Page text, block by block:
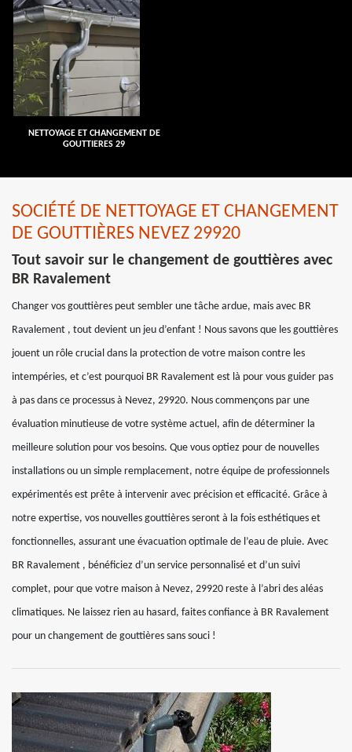
NETTOYAGE ET CHANGEMENT DE
GOUTTIERES 29
SOCIÉTÉ DE NETTOYAGE ET CHANGEMENT
DE GOUTTIÈRES NEVEZ 29920
Tout savoir sur le changement de gouttières avec
BR Ravalement
Changer vos gouttières peut sembler une tâche ardue, mais avec BR
Ravalement , tout devient un jeu d’enfant ! Nous savons que les gouttières
jouent un rôle crucial dans la protection de votre maison contre les
intempéries, et c’est pourquoi BR Ravalement est là pour vous guider pas
à pas dans ce processus à Nevez, 29920. Nous commençons par une
évaluation minutieuse de votre système actuel, afin de déterminer la
meilleure solution pour vos besoins. Que vous optiez pour de nouvelles
installations ou un simple remplacement, notre équipe de professionnels
expérimentés est prête à intervenir avec précision et efficacité. Grâce à
notre expertise, vos nouvelles gouttières seront à la fois esthétiques et
fonctionnelles, assurant une évacuation optimale de l’eau de pluie. Avec
BR Ravalement , bénéficiez d’un service personnalisé et d’un suivi
complet, pour que votre maison à Nevez, 29920 reste à l’abri des aléas
climatiques. Ne laissez rien au hasard, faites confiance à BR Ravalement
pour un changement de gouttières sans souci !